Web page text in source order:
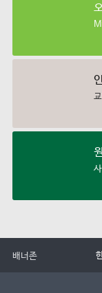
배너존